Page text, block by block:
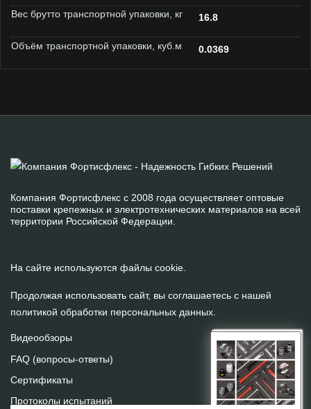
Вес брутто транспортной упаковки, кг 16.8
Объём транспортной упаковки, куб.м 0.0369
Компания Фортисфлекс с 2008 года осуществляет оптовые
поставки крепежных и электротехнических материалов на всей
территории Российской Федерации.
На сайте используются файлы cookie.
Продолжая использовать сайт, вы соглашаетесь с нашей
политикой обработки персональных данных.
Видеообзоры
FAQ (вопросы-ответы)
Сертификаты
Протоколы испытаний